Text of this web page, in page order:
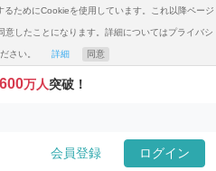
ためにCookieを使用しています。これ以降ページ
したことになります。詳細についてはプライバシ
さい。 詳細 同意
万人突破！
会員登録 ログイン